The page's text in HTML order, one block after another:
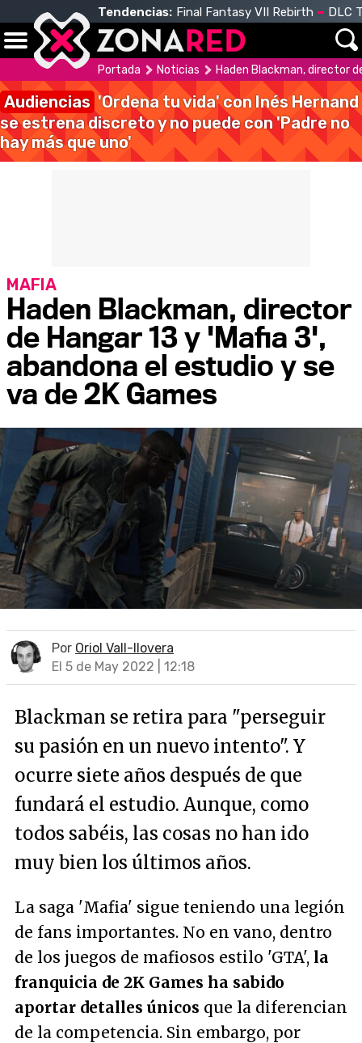
Tendencias: Final Fantasy VII Rebirth DLC
Portada Noticias Haden Blackman, director
Audiencias 'Ordena tu vida' con Inés Hernand
se estrena discreto y no puede con 'Padre no
hay más que uno'
Haden Blackman, director
de Hangar 13 y 'Mafia 3',
abandona el estudio y se
va de 2K Games
MAFIA
Por Oriol Vall-llovera
El 5 de May 2022 | 12:18
Blackman se retira para "perseguir
su pasión en un nuevo intento". Y
ocurre siete años después de que
fundará el estudio. Aunque, como
todos sabéis, las cosas no han ido
muy bien los últimos años.
La saga 'Mafia' sigue teniendo una legión
de fans importantes. No en vano, dentro
de los juegos de mafiosos estilo 'GTA', la
franquicia de 2K Games ha sabido
aportar detalles únicos que la diferencian
de la competencia. Sin embargo, por